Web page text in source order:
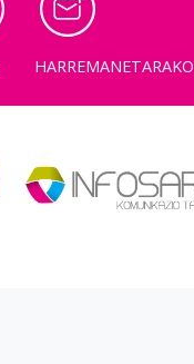
HARREMANETARAKO